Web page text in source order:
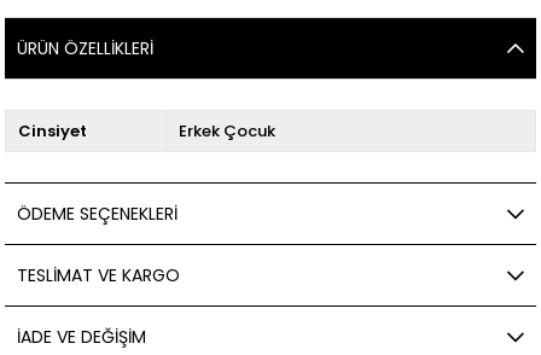
ÜRÜN ÖZELLIKLERI
Cinsiyet Erkek Çocuk
ÖDEME SEÇENEKLERI
TESLIMAT VE KARGO
İADE VE DEĞIŞIM